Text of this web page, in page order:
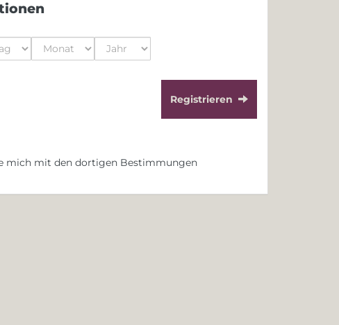
Registrieren
mich mit den dortigen Bestimmungen